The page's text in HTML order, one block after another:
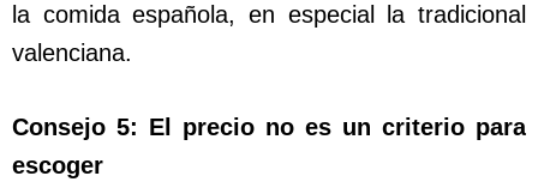
la comida española, en especial la tradicional
valenciana.
Consejo 5: El precio no es un criterio para
escoger